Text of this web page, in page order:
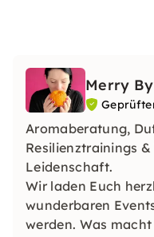
Merry
Aromaberatung,
Resilienztrainings
Leidenschaft.
Wir laden Euch
wunderbaren
werden. Was